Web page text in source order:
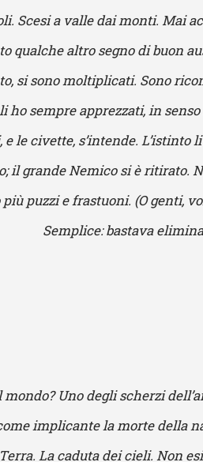
Scesi a valle dai monti. Mai
qualche altro segno di buon
si sono moltiplicati. Sono
ho sempre apprezzati, in
e le civette, s’intende.
il grande Nemico si è ritirato.
più puzzi e frastuoni. (O genti,
Semplice: bastava
mondo? Uno degli scherzi
implicante la morte della
La caduta dei cieli. Non